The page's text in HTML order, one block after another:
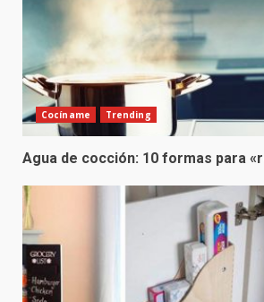
Cocíname Trending
Agua de cocción: 10 formas para